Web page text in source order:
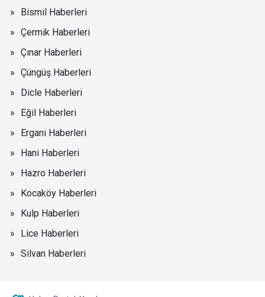
Bismil Haberleri
Çermik Haberleri
Çınar Haberleri
Çüngüş Haberleri
Dicle Haberleri
Eğil Haberleri
Ergani Haberleri
Hani Haberleri
Hazro Haberleri
Kocaköy Haberleri
Kulp Haberleri
Lice Haberleri
Silvan Haberleri